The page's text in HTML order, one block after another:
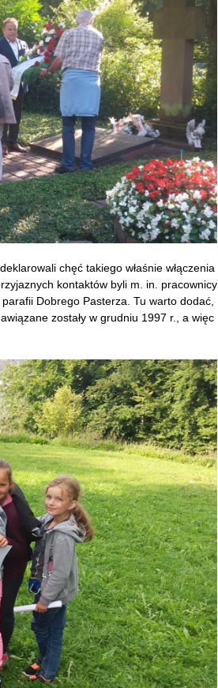
chęć takiego właśnie włączenia
kontaktów byli m. in. pracownicy
Dobrego Pasterza. Tu warto dodać,
zostały w grudniu 1997 r., a więc